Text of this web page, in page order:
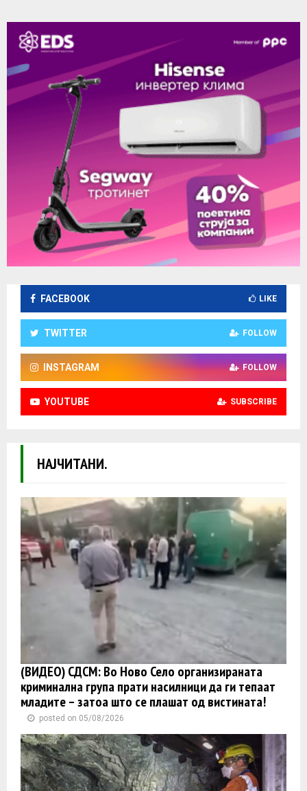
FACEBOOK LIKE
TWITTER FOLLOW
INSTAGRAM FOLLOW
YOUTUBE SUBSCRIBE
НАЈЧИТАНИ.
(ВИДЕО) СДСМ: Во Ново Село организираната
криминална група прати насилници да ги тепаат
младите – затоа што се плашат од вистината!
posted on 05/08/2026